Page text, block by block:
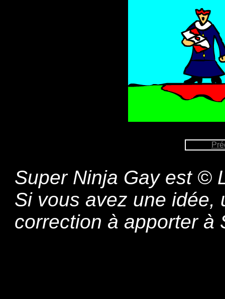
Super Ninja Gay est ©
Si vous avez une idée,
correction à apporter à